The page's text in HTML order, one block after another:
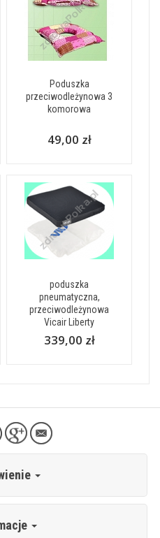
Poduszka
przeciwodleżynowa 3
komorowa
49,00 zł
poduszka
pneumatyczna,
przeciwodleżynowa
Vicair Liberty
339,00 zł